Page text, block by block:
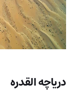
دریاچه القدره